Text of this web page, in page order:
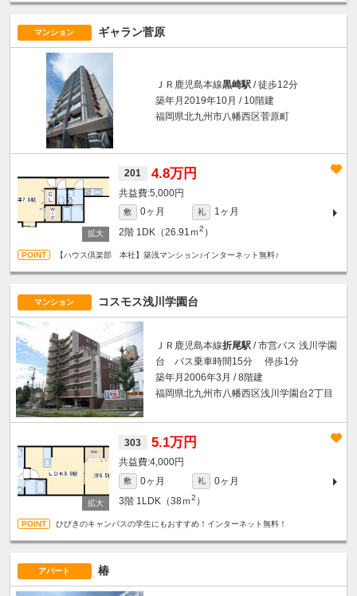
マンション ギャラン菅原
ＪＲ鹿児島本線黒崎駅 / 徒歩12分
築年月2019年10月 / 10階建
福岡県北九州市八幡西区菅原町
201 4.8万円
5,000円
敷 0ヶ月 礼
1ヶ月
2階 1DK（26.91ｍ2 ）
【ハウス倶楽部 本社】築浅マンション♪インターネット無料♪
マンション コスモス浅川学園台
ＪＲ鹿児島本線折尾駅 / 市営バス 浅川学園
台 バス乗車時間15分 停歩1分
築年月2006年3月 / 8階建
福岡県北九州市八幡西区浅川学園台2丁目
303 5.1万円
4,000円
敷 0ヶ月 礼
0ヶ月
3階 1LDK（38ｍ2 ）
ひびきのキャンパスの学生にもおすすめ！インターネット無料！
アパート 椿